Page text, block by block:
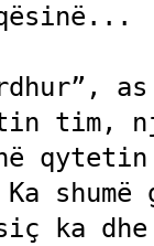
tim,
shumë
ka dhe